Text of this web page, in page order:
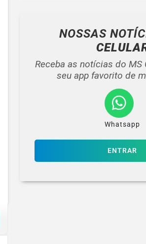
NOSSAS
Receba as notícias do MS
seu app favorito de
Whatsapp
ENTRAR